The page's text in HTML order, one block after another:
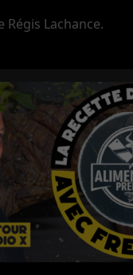
Régis Lachance.